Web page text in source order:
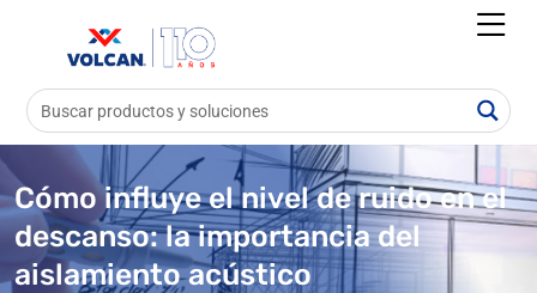
Cómo influye el nivel de ruido en el
descanso: la importancia del
aislamiento acústico